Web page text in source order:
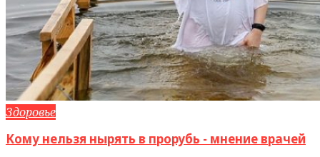
Здоровье
Кому нельзя нырять в прорубь - мнение врачей